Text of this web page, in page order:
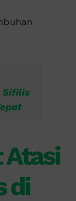
Sifilis
Atasi
di